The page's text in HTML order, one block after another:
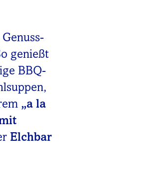
genießt
BBQ-
„a la
Elchbar